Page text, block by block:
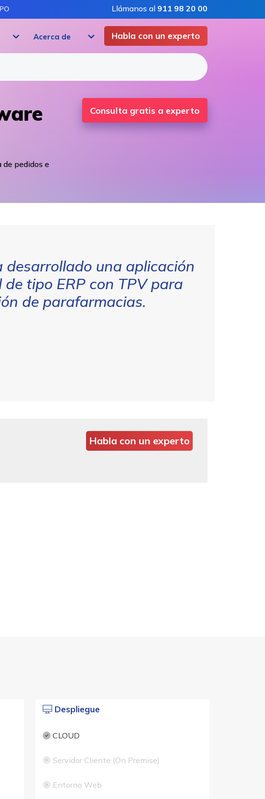
Llámanos al 911 98 20 00
Habla con un experto
Acerca de
de pedidos e
Consulta gratis a experto
desarrollado una aplicación
de tipo ERP con TPV para
de parafarmacias.
Habla con un experto
Despliegue
CLOUD
Servidor Cliente (On Premise)
Entorno Web